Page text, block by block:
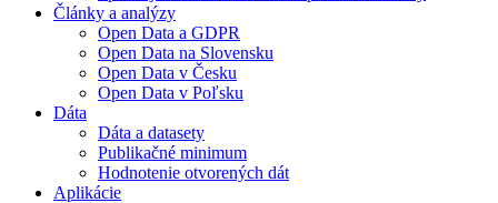
Články a analýzy
Open Data a GDPR
Open Data na Slovensku
Open Data v Česku
Open Data v Poľsku
Dáta
Dáta a datasety
Publikačné minimum
Hodnotenie otvorených dát
Aplikácie